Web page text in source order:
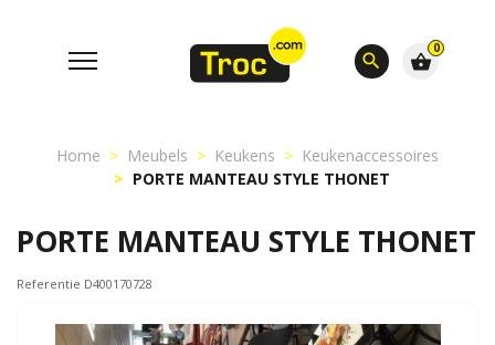
search
0
shopping_basket
Home Meubels Keukens
Keukenaccessoires
PORTE MANTEAU STYLE THONET
PORTE MANTEAU STYLE THONET
Referentie D400170728